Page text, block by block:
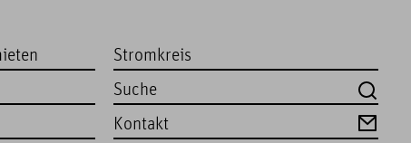
Stromkreis
Kontakt